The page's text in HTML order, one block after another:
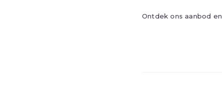
Ontdek ons aanbod